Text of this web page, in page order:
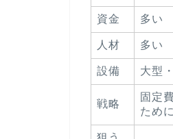
資金 多い
人材 多い
設備 大型
戦略
固定
ため